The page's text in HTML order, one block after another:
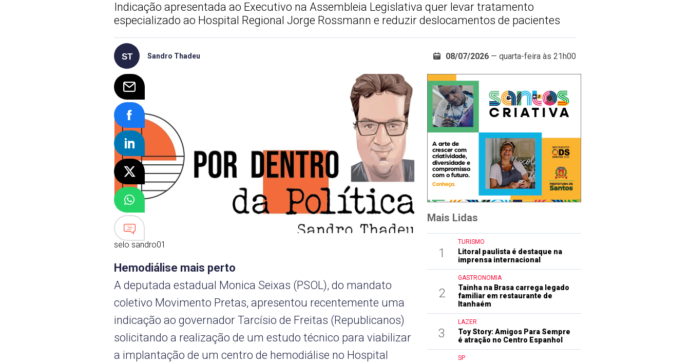
Indicação apresentada ao Executivo na Assembleia Legislativa quer levar tratamento
especializado ao Hospital Regional Jorge Rossmann e reduzir deslocamentos de pacientes
Sandro Thadeu 08/07/2026 — quarta-feira às 21h00
selo sandro01
Hemodiálise mais perto
A deputada estadual Monica Seixas (PSOL), do mandato
coletivo Movimento Pretas, apresentou recentemente uma
indicação ao governador Tarcísio de Freitas (Republicanos)
solicitando a realização de um estudo técnico para viabilizar
a implantação de um centro de hemodiálise no Hospital
Mais Lidas
1
TURISMO
Litoral paulista é destaque na
imprensa internacional
2
GASTRONOMIA
Tainha na Brasa carrega legado
familiar em restaurante de
Itanhaém
3
LAZER
Toy Story: Amigos Para Sempre
é atração no Centro Espanhol
SP